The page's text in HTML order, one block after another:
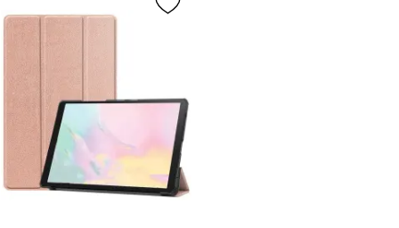
Markera tech-Protect Samsung